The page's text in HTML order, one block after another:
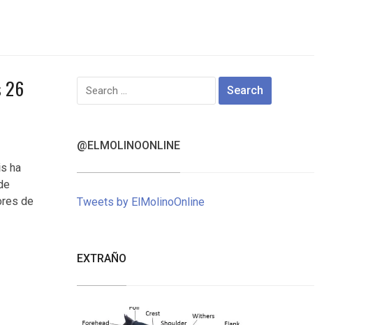
26
ha
de
Search
for:
@ELMOLINOONLINE
Tweets by ElMolinoOnline
EXTRAÑO